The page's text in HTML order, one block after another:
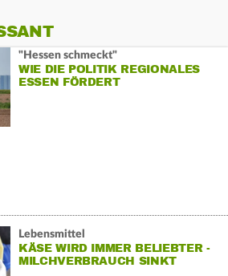
"Hessen schmeckt"
WIE DIE POLITIK REGIONALES
ESSEN FÖRDERT
Lebensmittel
KÄSE WIRD IMMER BELIEBTER -
MILCHVERBRAUCH SINKT